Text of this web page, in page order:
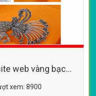
web vàng bạc
xem: 8900